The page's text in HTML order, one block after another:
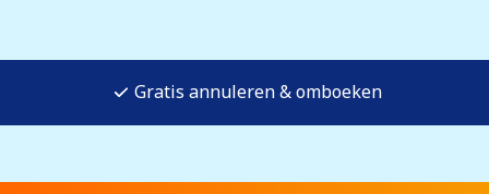
Gratis annuleren & omboeken